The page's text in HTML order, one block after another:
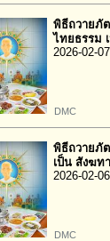
พิธีถวายภั
ไทยธรรม
2026-02-07
DMC
พิธีถวายภั
เป็น สังฆท
2026-02-06
DMC